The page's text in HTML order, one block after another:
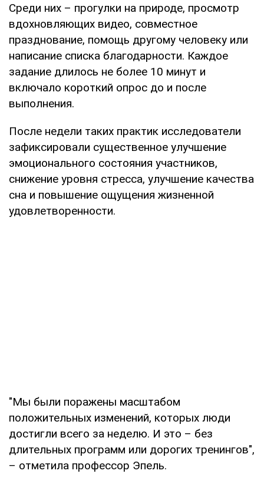
Среди них – прогулки на природе, просмотр
вдохновляющих видео, совместное
празднование, помощь другому человеку или
написание списка благодарности. Каждое
задание длилось не более 10 минут и
включало короткий опрос до и после
выполнения.
После недели таких практик исследователи
зафиксировали существенное улучшение
эмоционального состояния участников,
снижение уровня стресса, улучшение качества
сна и повышение ощущения жизненной
удовлетворенности.
"Мы были поражены масштабом
положительных изменений, которых люди
достигли всего за неделю. И это – без
длительных программ или дорогих тренингов",
– отметила профессор Эпель.